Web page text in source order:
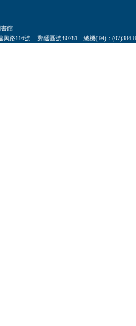
書館
興路116號 郵遞區號:80781 總機(Tel)：(07)384-